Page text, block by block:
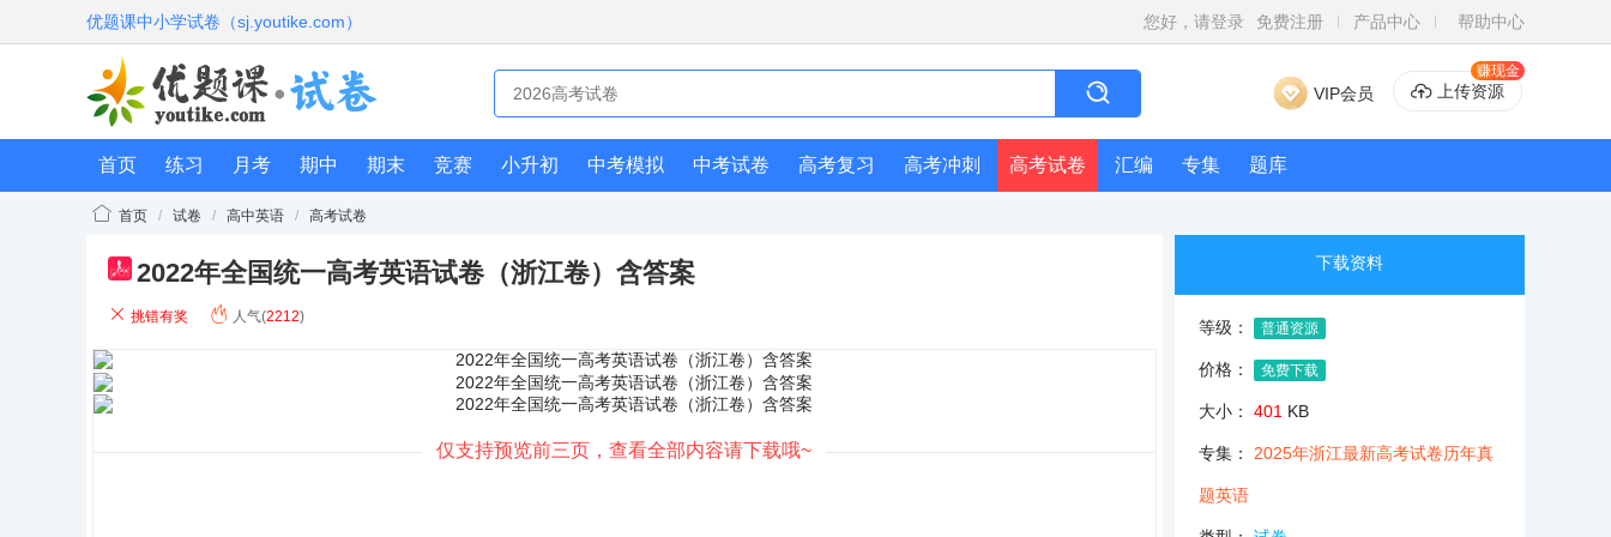
优题课中小学试卷（sj.youtike.com） 您好，请登录 免费注册 产品中心 帮助中心
VIP会员 上传资源
赚现金
首页 练习 月考 期中 期末 竞赛 小升初 中考模拟 中考试卷 高考复习 高考冲刺 高考试卷 汇编 专集 题库
首页 / 试卷 / 高中英语 / 高考试卷
pdf 2022年全国统一高考英语试卷（浙江卷）含答案
挑错有奖 人气(2212)
仅支持预览前三页，查看全部内容请下载哦~
下载资料
等级： 普通资源
价格： 免费下载
大小： 401 KB
专集： 2025年浙江最新高考试卷历年真
题英语